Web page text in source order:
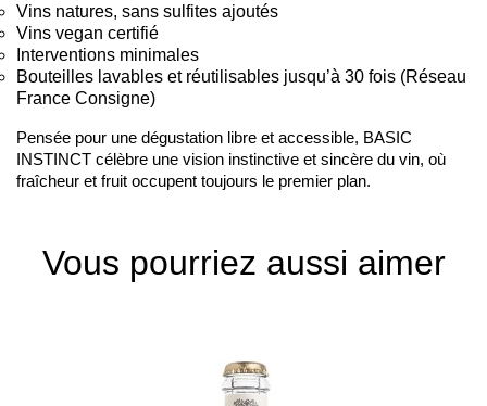
Vins natures, sans sulfites ajoutés
Vins vegan certifié
Interventions minimales
Bouteilles lavables et réutilisables jusqu’à 30 fois (Réseau
France Consigne)
Pensée pour une dégustation libre et accessible, BASIC
INSTINCT célèbre une vision instinctive et sincère du vin, où
fraîcheur et fruit occupent toujours le premier plan.
Vous pourriez aussi aimer